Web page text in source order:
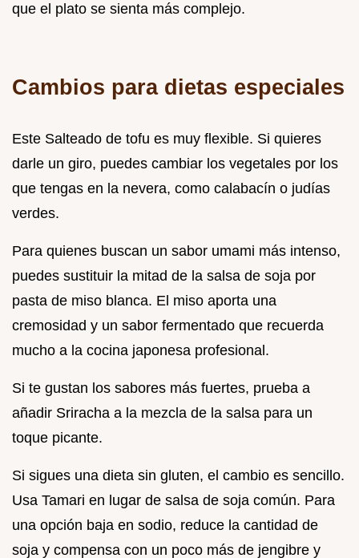
que el plato se sienta más complejo.
Cambios para dietas especiales
Este Salteado de tofu es muy flexible. Si quieres
darle un giro, puedes cambiar los vegetales por los
que tengas en la nevera, como calabacín o judías
verdes.
Para quienes buscan un sabor umami más intenso,
puedes sustituir la mitad de la salsa de soja por
pasta de miso blanca. El miso aporta una
cremosidad y un sabor fermentado que recuerda
mucho a la cocina japonesa profesional.
Si te gustan los sabores más fuertes, prueba a
añadir Sriracha a la mezcla de la salsa para un
toque picante.
Si sigues una dieta sin gluten, el cambio es sencillo.
Usa Tamari en lugar de salsa de soja común. Para
una opción baja en sodio, reduce la cantidad de
soja y compensa con un poco más de jengibre y